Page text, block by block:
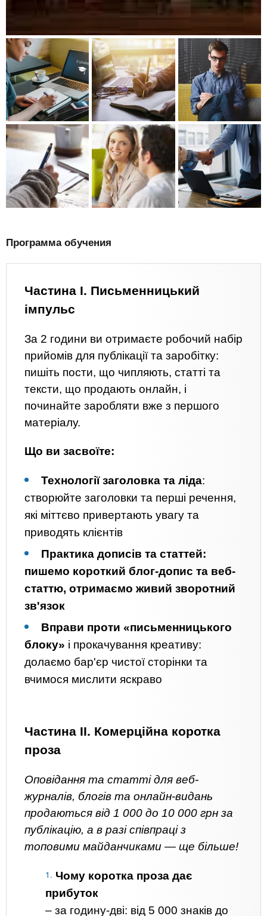
Программа обучения
Частина І. Письменницький
імпульс
За 2 години ви отримаєте робочий набір
прийомів для публікації та заробітку:
пишіть пости, що чипляють, статті та
тексти, що продають онлайн, і
починайте заробляти вже з першого
матеріалу.
Що ви засвоїте:
Технології заголовка та ліда:
створюйте заголовки та перші речення,
які міттєво привертають увагу та
приводять клієнтів
Практика дописів та статтей:
пишемо короткий блог-допис та веб-
статтю, отримаємо живий зворотний
зв'язок
Вправи проти «письменницького
блоку» і прокачування креативу:
долаємо бар'єр чистої сторінки та
вчимося мислити яскраво
Частина ІІ. Комерційна коротка
проза
Оповідання та статті для веб-
журналів, блогів та онлайн-видань
продаються від 1 000 до 10 000 грн за
публікацію, а в разі співпраці з
топовими майданчиками — ще більше!
Чому коротка проза дає
прибуток
– за годину-дві: від 5 000 знаків до